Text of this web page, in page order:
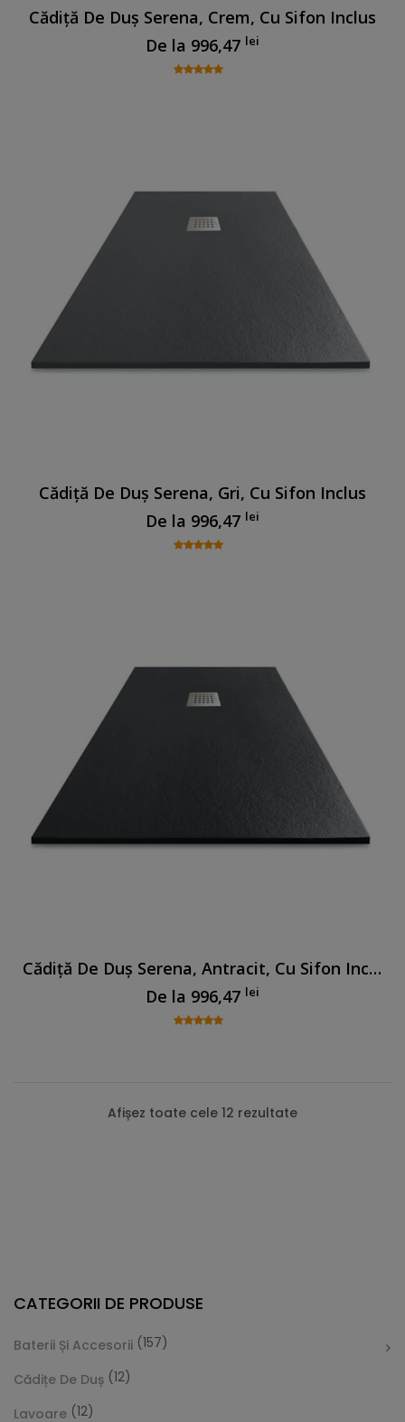
Cădiță De Duș Serena, Crem, Cu Sifon Inclus
De la 996,47 lei
Cădiță De Duș Serena, Gri, Cu Sifon Inclus
De la 996,47 lei
Cădiță De Duș Serena, Antracit, Cu Sifon Inclus
De la 996,47 lei
Afișez toate cele 12 rezultate
CATEGORII DE PRODUSE
Baterii Și Accesorii (157)
Cădițe De Duș (12)
Lavoare (12)